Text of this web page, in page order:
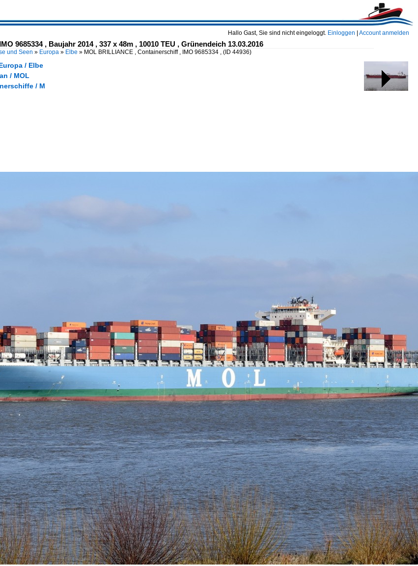
Hallo Gast, Sie sind nicht eingeloggt. Einloggen Account anmelden
9685334 , Baujahr 2014 , 337 x 48m , 10010 TEU , Grünendeich 13.03.2016
und Seen » Europa » Elbe » MOL BRILLIANCE , Containerschiff , IMO 9685334 , (ID 44936)
/ Elbe
/ MOL
/ M